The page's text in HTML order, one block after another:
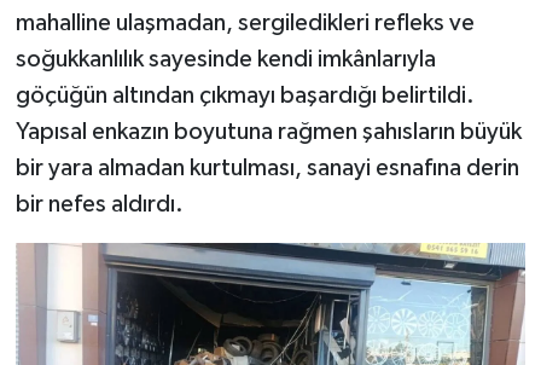
mahalline ulaşmadan, sergiledikleri refleks ve
soğukkanlılık sayesinde kendi imkânlarıyla
göçüğün altından çıkmayı başardığı belirtildi.
Yapısal enkazın boyutuna rağmen şahısların büyük
bir yara almadan kurtulması, sanayi esnafına derin
bir nefes aldırdı.